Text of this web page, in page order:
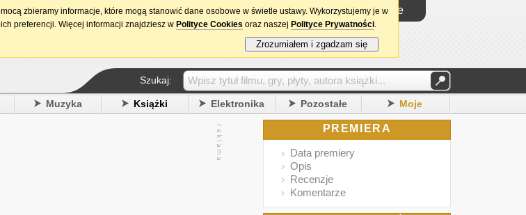
15. urodziny DataPremiery.pl Logowanie
Szukaj:
Muzyka Książki Elektronika Pozostałe Moje
PREMIERA
Data premiery
Opis
Recenzje
Komentarze
zbieramy informacje, które mogą stanowić dane osobowe w świetle ustawy. Wykorzystujemy je w
preferencji. Więcej informacji znajdziesz w Polityce Cookies oraz naszej Polityce Prywatności.
Zrozumiałem i zgadzam się